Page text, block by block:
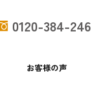
0120-384-246
お客様の声